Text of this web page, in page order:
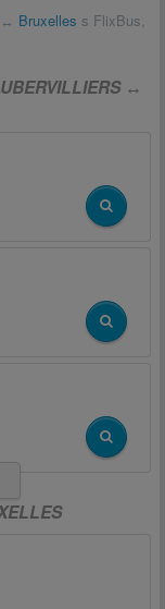
↔ Bruxelles s FlixBus,
↔